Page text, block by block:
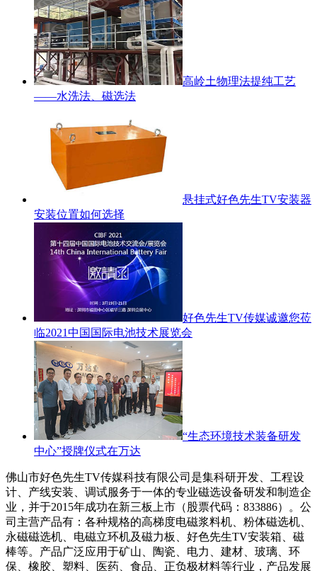
高岭土物理法提纯工艺
——水洗法、磁选法
悬挂式好色先生TV安装器
安装位置如何选择
好色先生TV传媒诚邀您莅
临2021中国国际电池技术展览会
“生态环境技术装备研发
中心”授牌仪式在万达
佛山市好色先生TV传媒科技有限公司是集科研开发、工程设
计、产线安装、调试服务于一体的专业磁选设备研发和制造企
业，并于2015年成功在新三板上市（股票代码：833886）。公
司主营产品有：各种规格的高梯度电磁浆料机、粉体磁选机、
永磁磁选机、电磁立环机及磁力板、好色先生TV安装箱、磁
棒等。产品广泛应用于矿山、陶瓷、电力、建材、玻璃、环
保、橡胶、塑料、医药、食品、正负极材料等行业，产品发展